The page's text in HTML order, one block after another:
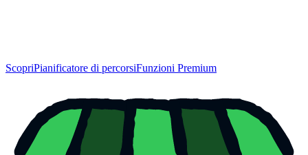
ScopriPianificatore di percorsiFunzioni Premium